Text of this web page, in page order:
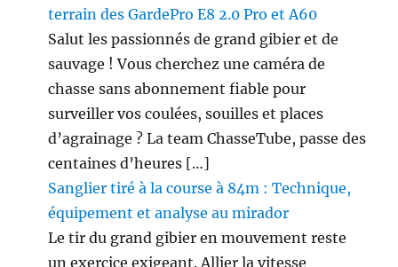
terrain des GardePro E8 2.0 Pro et A60
Salut les passionnés de grand gibier et de
sauvage ! Vous cherchez une caméra de
chasse sans abonnement fiable pour
surveiller vos coulées, souilles et places
d’agrainage ? La team ChasseTube, passe des
centaines d’heures […]
Sanglier tiré à la course à 84m : Technique,
équipement et analyse au mirador
Le tir du grand gibier en mouvement reste
un exercice exigeant. Allier la vitesse